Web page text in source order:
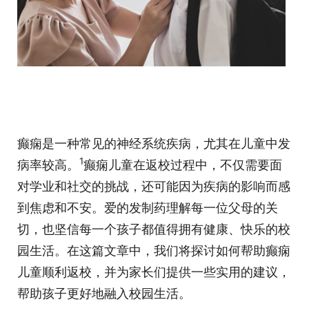
癫痫是一种常见的神经系统疾病，尤其在儿童中发
病率较高。
1癫痫儿童在返校过程中，不仅需要面
对学业和社交的挑战，还可能因为疾病的影响而感
到焦虑和不安。爱的发制药理解每一位父母的关
切，也坚信每一个孩子都值得拥有健康、快乐的校
园生活。在这篇文章中，我们将探讨如何帮助癫痫
儿童顺利返校，并为家长们提供一些实用的建议，
帮助孩子更好地融入校园生活。